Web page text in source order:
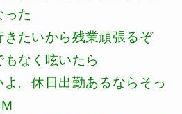
った
きたいから残業頑張るぞ
なく呟いたら
よ。休日出勤あるならそっ